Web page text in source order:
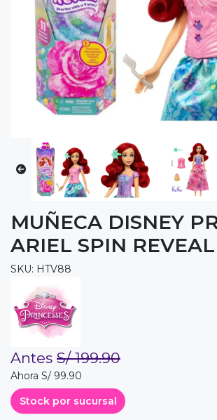
MUÑECA DISNEY
ARIEL SPIN REVEAL
SKU: HTV88
Antes S/ 199.90
Ahora S/ 99.90
Stock por sucursal